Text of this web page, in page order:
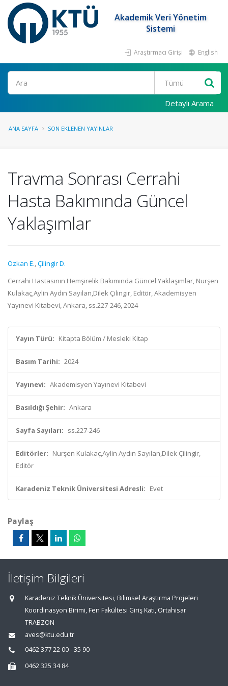
Akademik Veri Yönetim
Sistemi
Araştırmacı Girişi English
Ara
Detaylı Arama
ANA SAYFA SON EKLENEN YAYINLAR
Travma Sonrası Cerrahi
Hasta Bakımında Güncel
Yaklaşımlar
Özkan E.,Çilingir D.
Cerrahi Hastasının Hemşirelik Bakımında Güncel Yaklaşımlar, Nurşen
Kulakaç,Aylin Aydın Sayılan,Dilek Çilingir, Editör, Akademisyen
Yayınevi Kitabevi, Ankara, ss.227-246, 2024
Yayın Türü: Kitapta Bölüm / Mesleki Kitap
Basım Tarihi: 2024
Yayınevi: Akademisyen Yayınevi Kitabevi
Basıldığı Şehir: Ankara
Sayfa Sayıları: ss.227-246
Editörler: Nurşen Kulakaç,Aylin Aydın Sayılan,Dilek Çilingir,
Editör
Karadeniz Teknik Üniversitesi Adresli: Evet
Paylaş
İletişim Bilgileri
Karadeniz Teknik Üniversitesi, Bilimsel Araştırma Projeleri
Koordinasyon Birimi, Fen Fakültesi Giriş Katı, Ortahisar
TRABZON
aves@ktu.edu.tr
0462 377 22 00 - 35 90
0462 325 34 84